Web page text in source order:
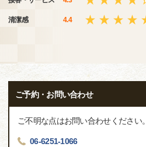
清潔感 4.4
ご予約・お問い合わせ
ご不明な点はお問い合わせください。
06-6251-1066